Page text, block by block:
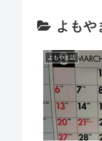
よもや
よもやま話